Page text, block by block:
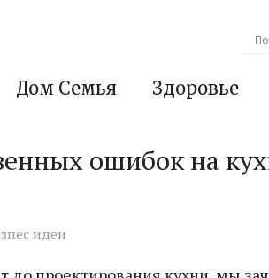
Дом Семья Здоровье
ошибок на
идеи